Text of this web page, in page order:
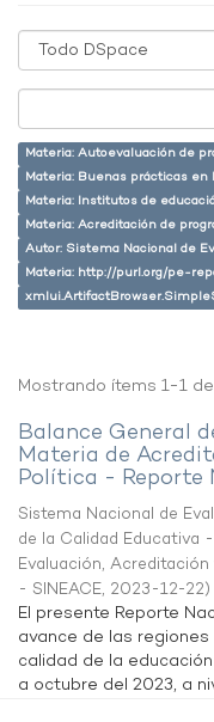
Materia: Autoevaluación de
Materia: Buenas prácticas
Materia: Institutos de
Materia: Acreditación de
Autor: Sistema Nacional de
Materia: http://purl.org/pe-
Mostrando ítems 1-1
Balance General
Materia de
Política - Reporte
Sistema Nacional de
de la Calidad Educativa -
Evaluación,
- SINEACE, 2023-12-22)
El presente Reporte
avance de las
calidad de la
a octubre del 2023, a